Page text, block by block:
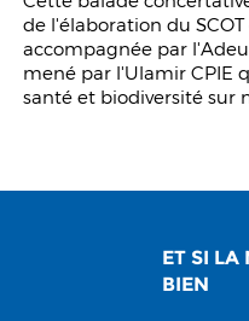
de l'élaboration du
accompagnée par
mené par l'Ulamir CPIE
santé et biodiversité sur
ET SI LA
BIEN